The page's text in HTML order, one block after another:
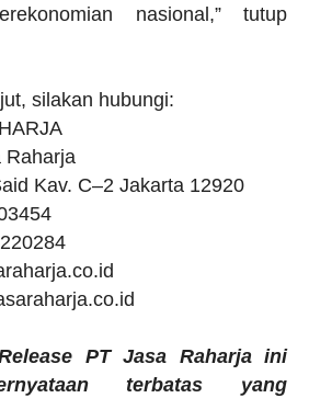
nasional,” tutup
silakan hubungi:
Raharja
Kav. C–2 Jakarta 12920
PT Jasa Raharja ini
terbatas yang